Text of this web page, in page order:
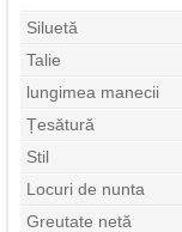
Siluetă
Talie
lungimea manecii
Țesătură
Stil
Locuri de nunta
Greutate netă